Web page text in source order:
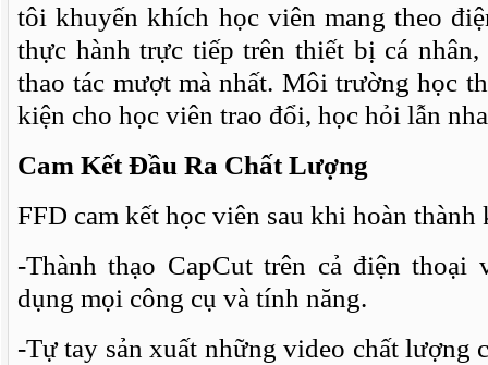
tôi khuyến khích học viên mang theo
thực hành trực tiếp trên thiết bị cá
thao tác mượt mà nhất. Môi trường học
kiện cho học viên trao đổi, học hỏi lẫn
Cam Kết Đầu Ra Chất Lượng
FFD cam kết học viên sau khi hoàn thành
-Thành thạo CapCut trên cả điện
dụng mọi công cụ và tính năng.
-Tự tay sản xuất những video chất lượng